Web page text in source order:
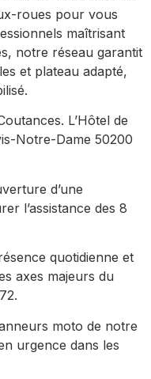
roues pour vous
maîtrisant
notre réseau garantit
et plateau adapté,
L’Hôtel de
Notre-Dame 50200
d’une
l’assistance des 8
quotidienne et
axes majeurs du
moto de notre
urgence dans les